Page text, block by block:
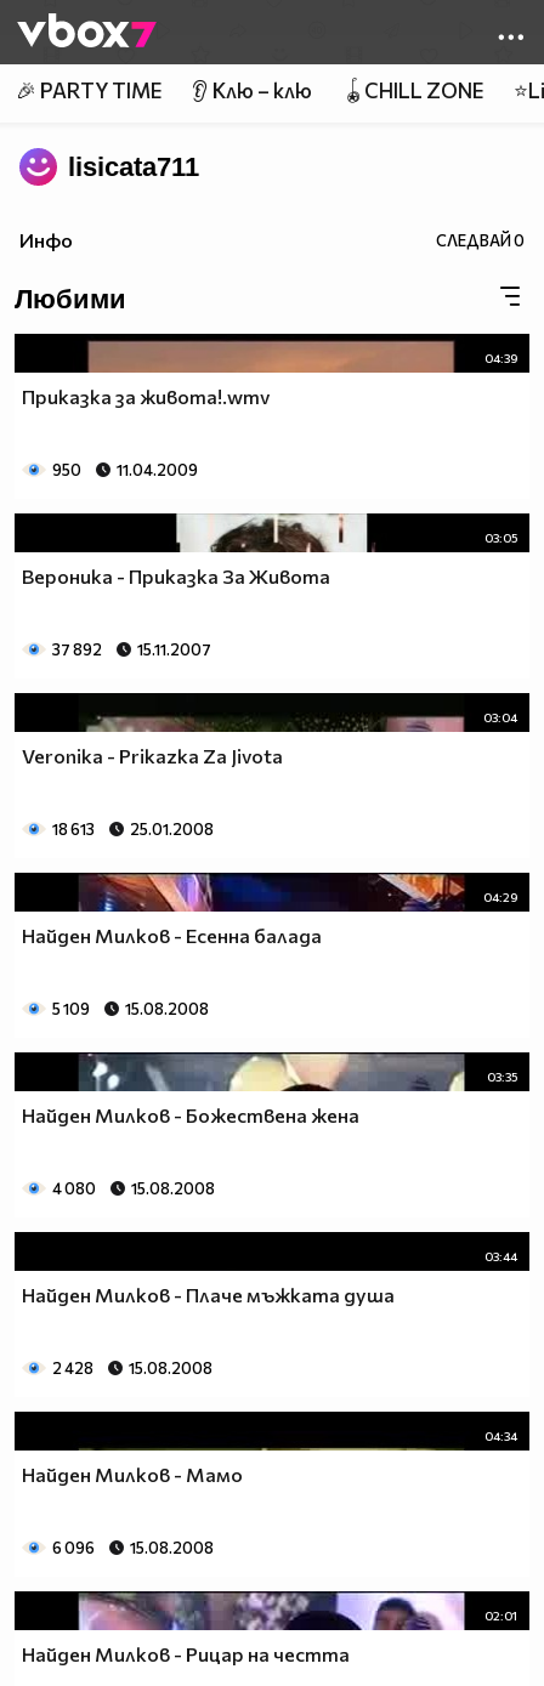
👾
🎉 PARTY TIME 👂 Клю – клю 🪀CHILL ZONE
lisicata711
Инфо СЛЕДВАЙ0
Любими
04:39
Приказка за живота!.wmv
950 11.04.2009
03:05
Вероника - Приказка За Живота
37 892 15.11.2007
03:04
Veronika - Prikazka Za Jivota
18 613 25.01.2008
04:29
Найден Милков - Есенна балада
5 109 15.08.2008
03:35
Найден Милков - Божествена жена
4 080 15.08.2008
03:44
Найден Милков - Плаче мъжката душа
2 428 15.08.2008
04:34
Найден Милков - Мамо
6 096 15.08.2008
02:01
Найден Милков - Рицар на честта